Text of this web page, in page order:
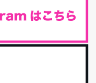
？
にしているんだけど確か
楽天ふるさと納税」の返